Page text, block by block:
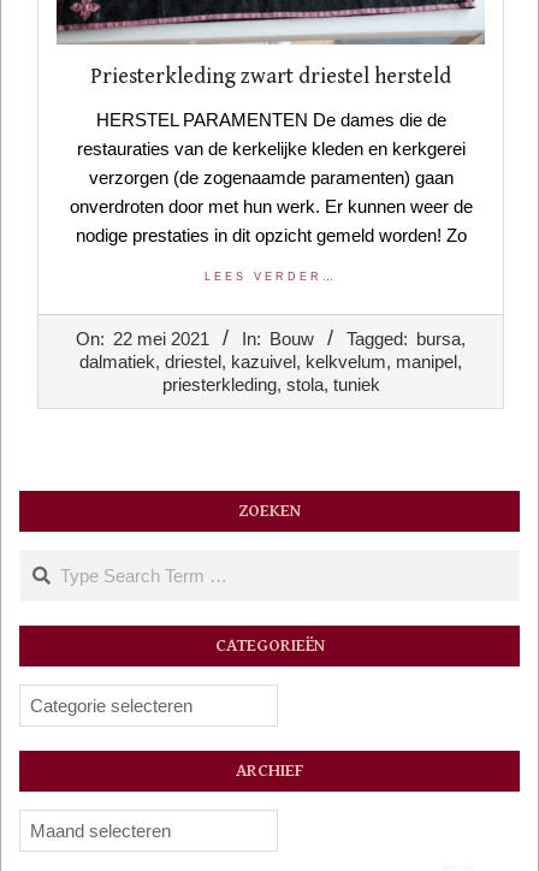
Priesterkleding zwart driestel hersteld
HERSTEL PARAMENTEN De dames die de
restauraties van de kerkelijke kleden en kerkgerei
verzorgen (de zogenaamde paramenten) gaan
onverdroten door met hun werk. Er kunnen weer de
nodige prestaties in dit opzicht gemeld worden! Zo
LEES VERDER…
On: 22 mei 2021 In: Bouw Tagged: bursa,
dalmatiek, driestel, kazuivel, kelkvelum, manipel,
priesterkleding, stola, tuniek
ZOEKEN
Search
CATEGORIEËN
Categorieën
ARCHIEF
Archief